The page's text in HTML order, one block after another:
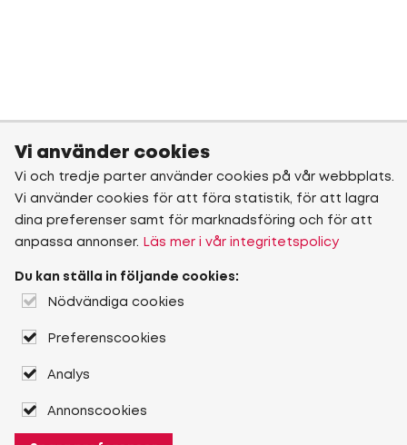
Vi använder cookies
Vi och tredje parter använder cookies på vår webbplats.
Vi använder cookies för att föra statistik, för att lagra
dina preferenser samt för marknadsföring och för att
anpassa annonser.
Läs mer i vår integritetspolicy
Du kan ställa in följande cookies:
Nödvändiga cookies
Preferenscookies
Analys
Annonscookies